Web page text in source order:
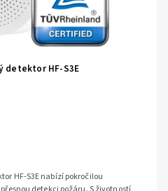
HF-S3E
HF-S3E nabízí pokročilou